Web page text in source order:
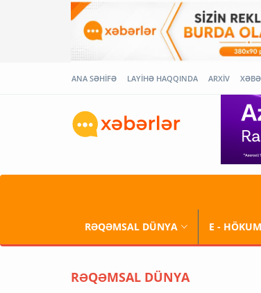
ANA SƏHİFƏ LAYİHƏ HAQQINDA ARXİV
RƏQƏMSAL DÜNYA E -
RƏQƏMSAL DÜNYA